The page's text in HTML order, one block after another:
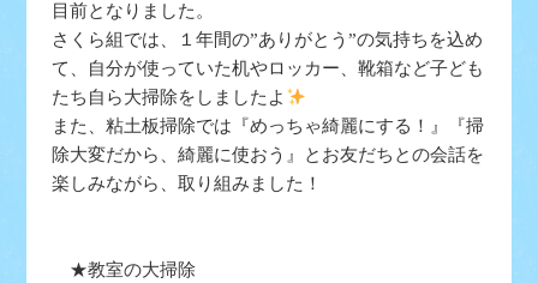
目前となりました。
さくら組では、１年間の”ありがとう”の気持ちを込め
て、自分が使っていた机やロッカー、靴箱など子ども
たち自ら大掃除をしましたよ
また、粘土板掃除では『めっちゃ綺麗にする！』『掃
除大変だから、綺麗に使おう』とお友だちとの会話を
楽しみながら、取り組みました！
★教室の大掃除